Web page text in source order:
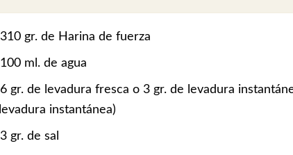
310 gr. de Harina de fuerza
100 ml. de agua
6 gr. de levadura fresca o 3 gr. de levadura
levadura instantánea)
3 gr. de sal